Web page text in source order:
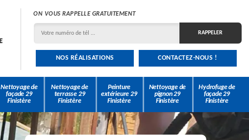
ON VOUS RAPPELLE GRATUITEMENT
NOS RÉALISATIONS CONTACTEZ-NOUS !
Nettoyage de
façade 29
Finistère
Nettoyage de
terrasse 29
Finistère
Peinture
extérieure 29
Finistère
Nettoyage de
pignon 29
Finistère
Hydrofuge de
façade 29
Finistère